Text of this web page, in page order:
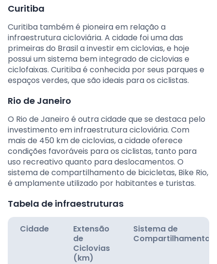
Curitiba
Curitiba também é pioneira em relação a
infraestrutura cicloviária. A cidade foi uma das
primeiras do Brasil a investir em ciclovias, e hoje
possui um sistema bem integrado de ciclovias e
ciclofaixas. Curitiba é conhecida por seus parques e
espaços verdes, que são ideais para os ciclistas.
Rio de Janeiro
O Rio de Janeiro é outra cidade que se destaca pelo
investimento em infraestrutura cicloviária. Com
mais de 450 km de ciclovias, a cidade oferece
condições favoráveis para os ciclistas, tanto para
uso recreativo quanto para deslocamentos. O
sistema de compartilhamento de bicicletas, Bike Rio,
é amplamente utilizado por habitantes e turistas.
Tabela de infraestruturas
Cidade
Extensão
de
Ciclovias
(km)
Sistema de
Compartilhamento